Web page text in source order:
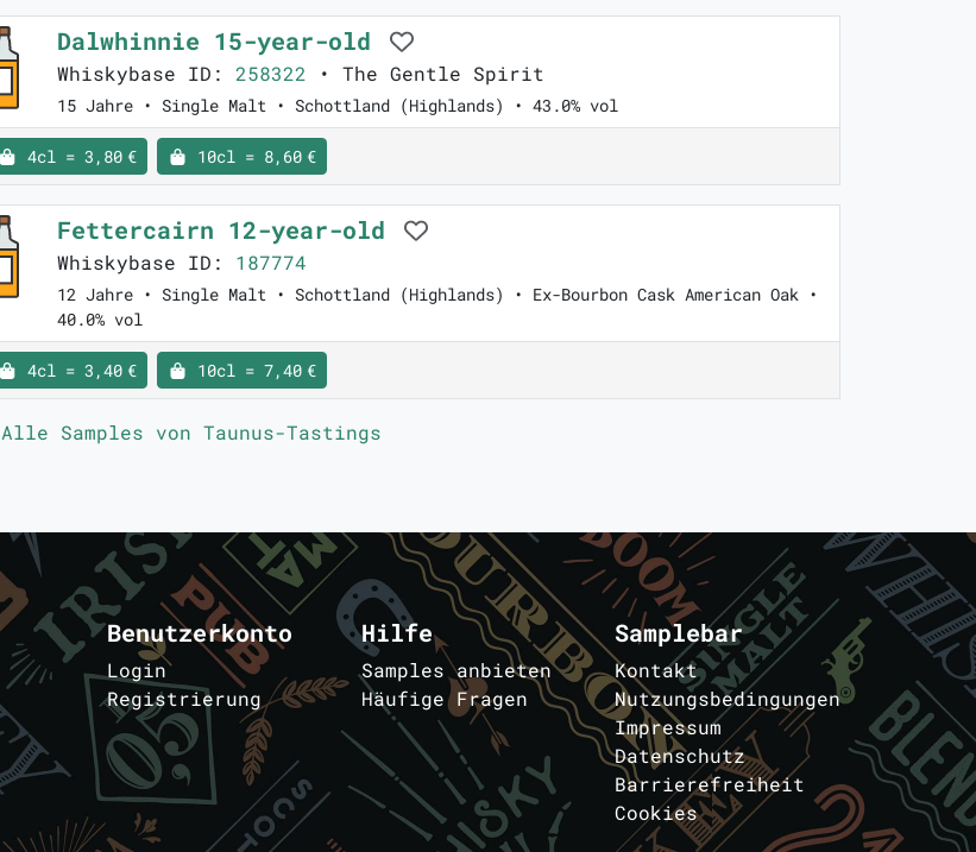
Dalwhinnie 15-year-old
Whiskybase ID: 258322 • The Gentle Spirit
15 Jahre • Single Malt • Schottland (Highlands) • 43.0% vol
4cl = 3,80 € 10cl = 8,60 €
Fettercairn 12-year-old
Whiskybase ID: 187774
12 Jahre • Single Malt • Schottland (Highlands) • Ex-Bourbon Cask American Oak •
40.0% vol
4cl = 3,40 € 10cl = 7,40 €
Alle Samples von Taunus-Tastings
Benutzerkonto
Login
Registrierung
Hilfe
Samples anbieten
Häufige Fragen
Samplebar
Kontakt
Nutzungsbedingungen
Impressum
Datenschutz
Barrierefreiheit
Cookies